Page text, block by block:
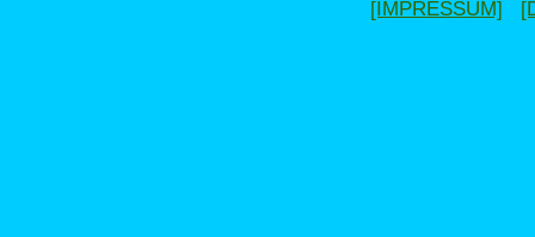
[IMPRESSUM]